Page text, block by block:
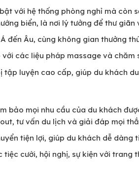
với hệ thống phòng nghỉ mà còn
biển, là nơi lý tưởng để thư
đến Âu, cùng không gian thưởng
với các liệu pháp massage và
tập luyện cao cấp, giúp du khách
bảo mọi nhu cầu của du khách
tư vấn du lịch và giải đáp mọi
tiện lợi, giúp du khách dễ dàng
tiệc cưới, hội nghị, sự kiện với trang